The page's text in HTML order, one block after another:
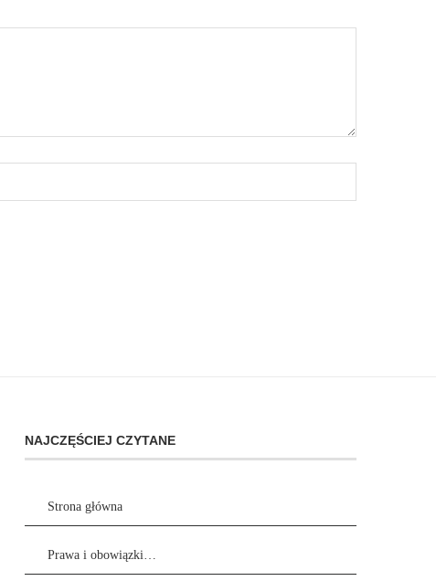
NAJCZĘŚCIEJ CZYTANE
Strona główna
Prawa i obowiązki…